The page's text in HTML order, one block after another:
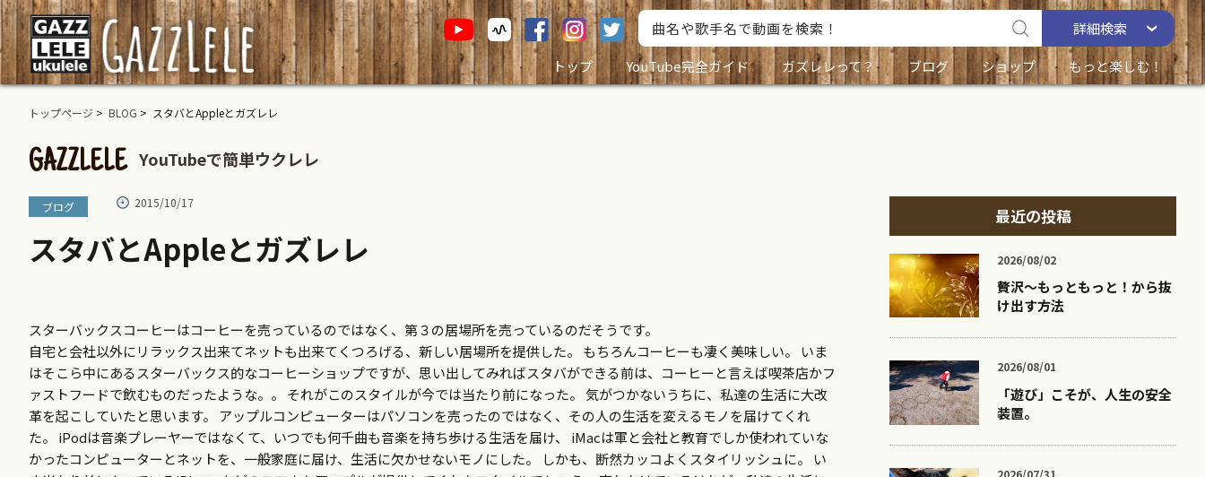
詳細検索
トップ
YouTube完全ガイド ガズレレって？ ブログ ショップ もっと楽しむ！
トップページ > BLOG > スタバとAppleとガズレレ
GAZZLELE YouTubeで簡単ウクレレ
ブログ 2015/10/17
スタバとAppleとガズレレ
スターバックスコーヒーはコーヒーを売っているのではなく、第３の居場所を売っているのだそうです。
自宅と会社以外にリラックス出来てネットも出来てくつろげる、新しい居場所を提供した。 もちろんコーヒーも凄く美味しい。 いま
はそこら中にあるスターバックス的なコーヒーショップですが、思い出してみればスタバができる前は、コーヒーと言えば喫茶店かフ
ァストフードで飲むものだったような。。 それがこのスタイルが今では当たり前になった。 気がつかないうちに、私達の生活に大改
革を起こしていたと思います。 アップルコンピューターはパソコンを売ったのではなく、その人の生活を変えるモノを届けてくれ
た。 iPodは音楽プレーヤーではなくて、いつでも何千曲も音楽を持ち歩ける生活を届け、 iMacは軍と会社と教育でしか使われていな
かったコンピューターとネットを、一般家庭に届け、生活に欠かせないモノにした。 しかも、断然カッコよくスタイリッシュに。 い
最近の投稿
2026/08/02
贅沢〜もっともっと！から抜
け出す方法
2026/08/01
「遊び」こそが、人生の安全
装置。
2026/07/31